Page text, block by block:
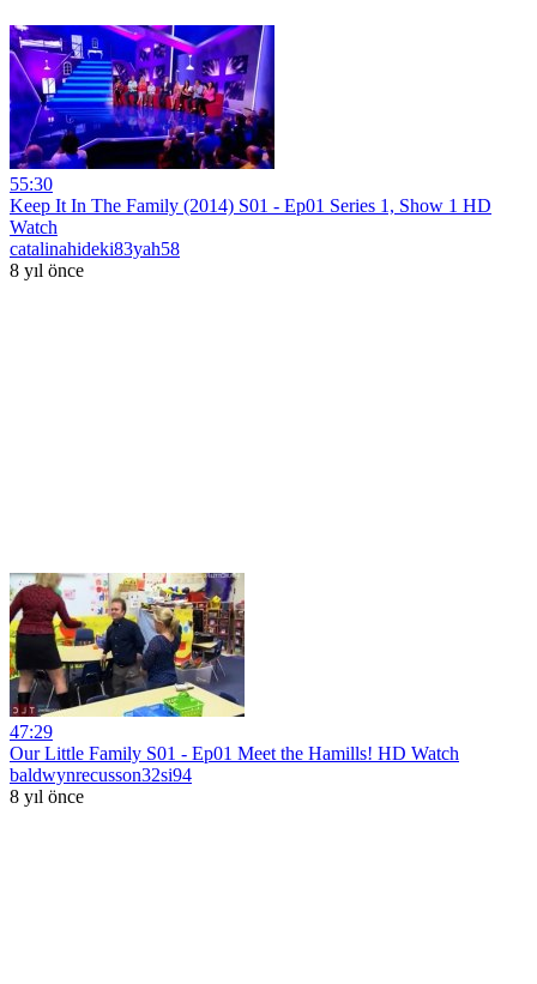
55:30
Keep It In The Family (2014) S01 - Ep01 Series 1, Show 1 HD
Watch
catalinahideki83yah58
8 yıl önce
47:29
Our Little Family S01 - Ep01 Meet the Hamills! HD Watch
baldwynrecusson32si94
8 yıl önce